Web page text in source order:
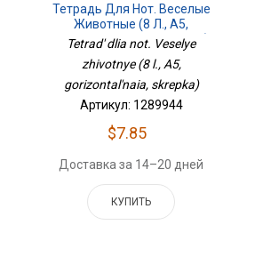
Тетрадь Для Нот. Веселые
Животные (8 Л., А5,
Горизонтальная, Скрепка)
Tetrad' dlia not. Veselye
zhivotnye (8 l., A5,
gorizontal'naia, skrepka)
Артикул: 1289944
$7.85
Доставка за 14–20 дней
КУПИТЬ